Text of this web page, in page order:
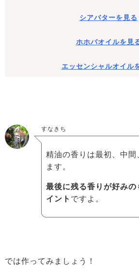
シアバターを見る
ホホバオイルを見
エッセンシャルオイル
すなきち
精油の香りは最初、中間
ます。
最後に残る香りが好み
イント ですよ。
では作ってみましょう！